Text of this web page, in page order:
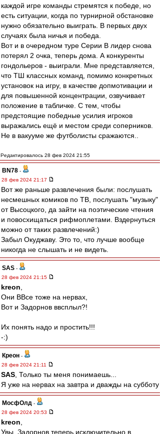
каждой игре команды стремятся к победе, но
есть ситуации, когда по турнирной обстановке
нужно обязательно выиграть. В первых двух
случаях была ничья и победа.
Вот и в очередном туре Серии В лидер снова
потерял 2 очка, теперь дома. А конкуренты
гондольеров - выиграли. Мне представляется,
что ТШ классных команд, помимо конкретных
установок на игру, в качестве допмотивации и
для повышенной концентрации, озвучивает
положение в табличке. С тем, чтобы
предстоящие победные усилия игроков
выражались ещё и местом среди соперников.
Не в вакууме же футболисты сражаются..
Редактировалось 28 фев 2024 21:55
BN78 -
28 фев 2024 21:17
Вот же раньше развлечения были: послушать
несмешных комиков по ТВ, послушать "музыку"
от Высоцкого, да зайти на поэтические чтения
и повосхищаться рифмоплетами. Вздернуться
можно от таких развлечений:)
Забыл Окуджаву. Это то, что лучше вообще
никогда не слышать и не видеть.
SAS -
28 фев 2024 21:15
kreon
Они ВВсе тоже на нервах,
Вот и Задорнов ввсплыл?!
Их понять надо и простить!!!
-:)
Креон -
28 фев 2024 21:11
SAS , Только ты меня понимаешь...
Я уже на нервах на завтра и дважды на субботу
МосфОлд -
28 фев 2024 20:53
kreon
Увы, Задорнов теперь исключительно в